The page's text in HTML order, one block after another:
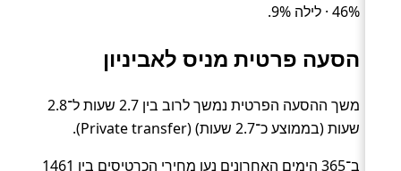
46% · לילה 9%.
הסעה פרטית מניס לאביניון
משך ההסעה הפרטית נמשך לרוב בין 2.7 שעות ל־2.8
שעות (בממוצע כ־2.7 שעות) (Private transfer).
ב־365 הימים האחרונים נעו מחירי הכרטיסים בין 1461